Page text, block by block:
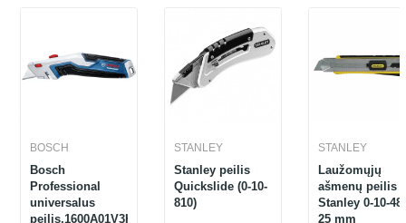
BOSCH
Bosch
Professional
universalus
peilis,1600A01V3H
STANLEY
Stanley peilis
Quickslide (0-10-
810)
STANLEY
Laužomųjų
ašmenų peilis
Stanley 0-10-
25 mm